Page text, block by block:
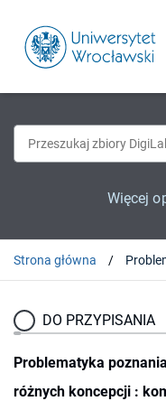
Więcej
Strona główna
DO PRZYPISANIA
Problematyka
różnych koncepcji :